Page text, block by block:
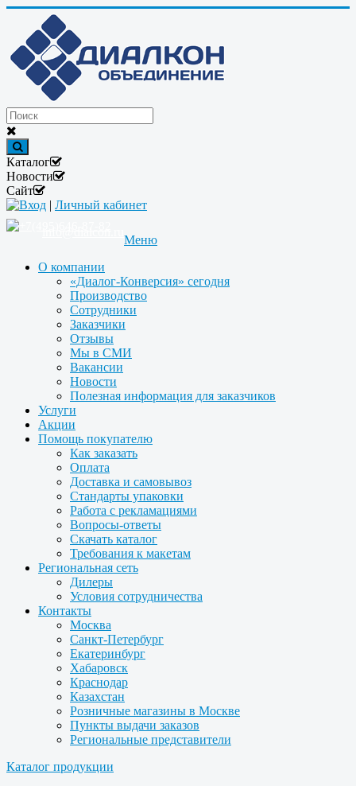
Каталог
Новости
Сайт
Вход | Личный кабинет
Меню
О компании
«Диалог-Конверсия» сегодня
Производство
Сотрудники
Заказчики
Отзывы
Мы в СМИ
Вакансии
Новости
Полезная информация для заказчиков
Услуги
Акции
Помощь покупателю
Как заказать
Оплата
Доставка и самовывоз
Стандарты упаковки
Работа с рекламациями
Вопросы-ответы
Скачать каталог
Требования к макетам
Региональная сеть
Дилеры
Условия сотрудничества
Контакты
Москва
Санкт-Петербург
Екатеринбург
Хабаровск
Краснодар
Казахстан
Розничные магазины в Москве
Пункты выдачи заказов
Региональные представители
Каталог продукции